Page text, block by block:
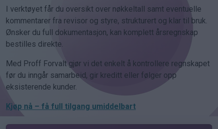
I verktøyet får du oversikt over nøkkeltall samt eventuelle
kommentarer fra revisor og styre, strukturert og klar til bruk.
Ønsker du full dokumentasjon, kan komplett årsregnskap
bestilles direkte.
Med Proff Forvalt gjør vi det enkelt å kontrollere regnskapet
før du inngår samarbeid, gir kreditt eller følger opp
eksisterende kunder.
Kjøp nå – få full tilgang umiddelbart